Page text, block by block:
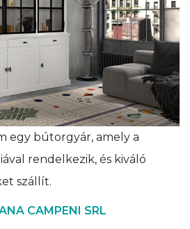
egy bútorgyár, amely a
rendelkezik, és kiváló
szállít.
CAMPENI SRL